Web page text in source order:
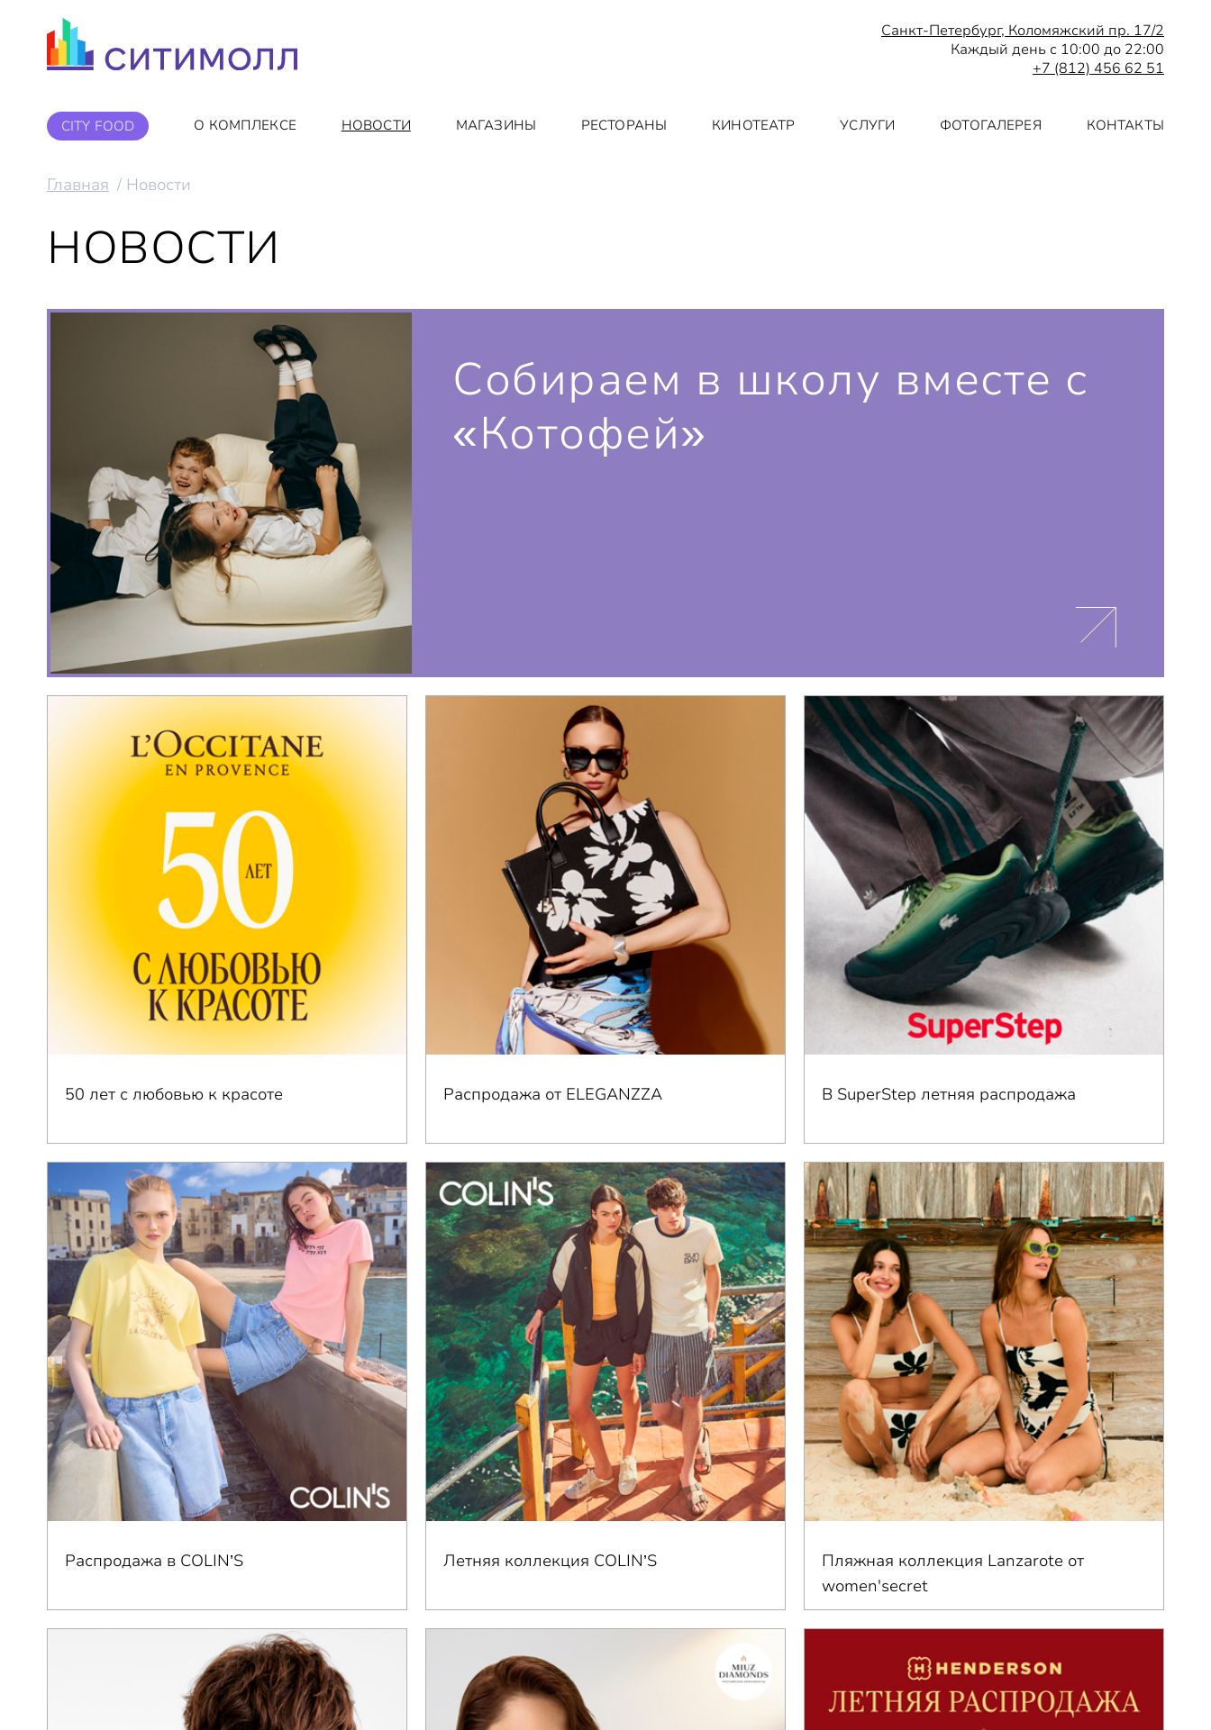
Санкт-Петербург, Коломяжский пр. 17/2
Каждый день с 10:00 до 22:00
+7 (812) 456 62 51
CITY FOOD О КОМПЛЕКСЕ НОВОСТИ МАГАЗИНЫ РЕСТОРАНЫ КИНОТЕАТР УСЛУГИ ФОТОГАЛЕРЕЯ КОНТАКТЫ
Главная Новости
НОВОСТИ
Собираем в школу вместе с
«Котофей»
50 лет с любовью к красоте Распродажа от ELEGANZZA В SuperStep летняя распродажа
Распродажа в COLIN’S Летняя коллекция COLIN’S
Пляжная коллекция Lanzarote от
women'secret